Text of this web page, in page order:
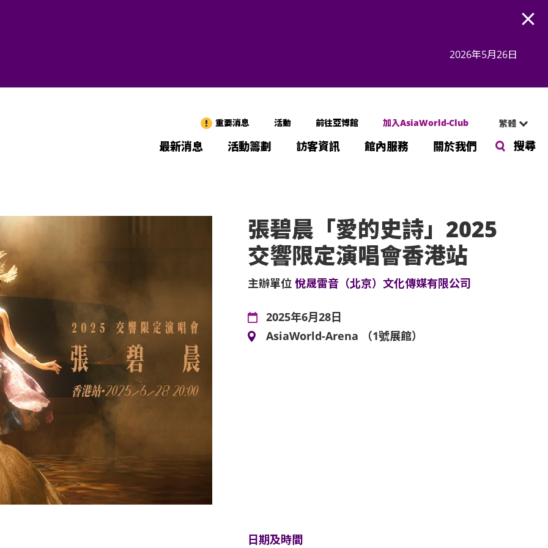
2026年5月26日
重要消息 活動 前往亞博館 加入AsiaWorld-Club 繁體
最新消息 活動籌劃 訪客資訊 館內服務 關於我們 搜尋
張碧晨「愛的史詩」2025
交響限定演唱會香港站
主辦單位 悅晟雷音（北京）⽂化傳媒有限公司
2025年6月28日
AsiaWorld-Arena （1號展館）
日期及時間